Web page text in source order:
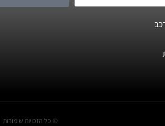
© כל הזכויות שומורות